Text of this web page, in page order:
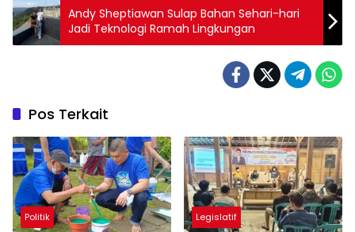
Andy Sheptiawan Sulap Bahan Sehari-hari
Jadi Teknologi Ramah Lingkungan
Pos Terkait
Politik Legislatif